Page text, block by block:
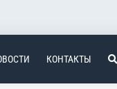
КОНТАКТЫ